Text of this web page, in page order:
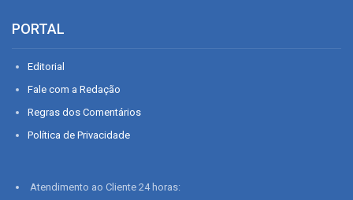
PORTAL
Editorial
Fale com a Redação
Regras dos Comentários
Política de Privacidade
Atendimento ao Cliente 24 horas: